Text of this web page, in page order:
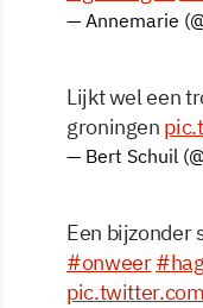
— Annemarie
Lijkt wel een
groningen
— Bert Schuil
Een bijzonder
#onweer